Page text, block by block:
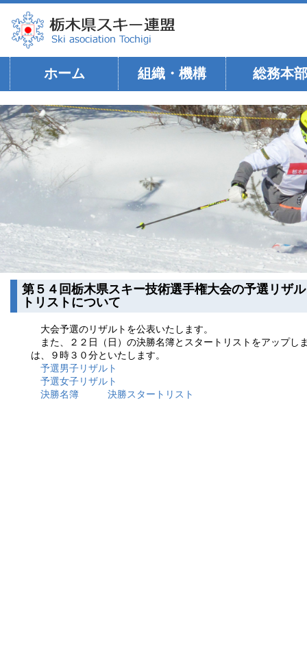
ホーム 組織・機構 総務本部
第５４回栃木県スキー技術選手権大会の予選リザ
トリストについて
大会予選のリザルトを公表いたします。
また、２２日（日）の決勝名簿とスタートリストをアップし
は、９時３０分といたします。
予選男子リザルト
予選女子リザルト
決勝名簿
決勝スタートリスト